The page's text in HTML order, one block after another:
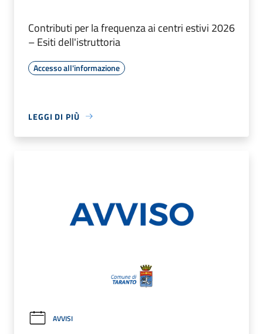
Contributi per la frequenza ai centri estivi 2026
– Esiti dell'istruttoria
Accesso all'informazione
LEGGI DI PIÙ
AVVISI